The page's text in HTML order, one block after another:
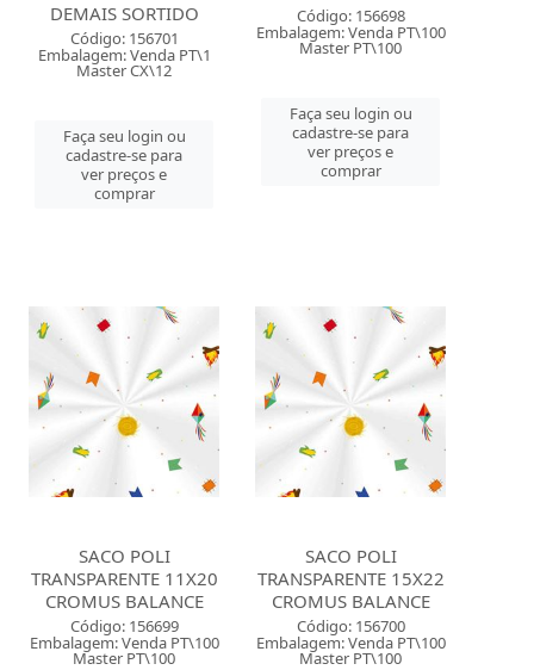
DEMAIS SORTIDO
Código: 156701
Embalagem: Venda PT\1
Master CX\12
Faça seu login ou
cadastre-se para
ver preços e
comprar
Código: 156698
Embalagem: Venda PT\100
Master PT\100
Faça seu login ou
cadastre-se para
ver preços e
comprar
SACO POLI
TRANSPARENTE 11X20
CROMUS BALANCE
Código: 156699
Embalagem: Venda PT\100
Master PT\100
SACO POLI
TRANSPARENTE 15X22
CROMUS BALANCE
Código: 156700
Embalagem: Venda PT\100
Master PT\100